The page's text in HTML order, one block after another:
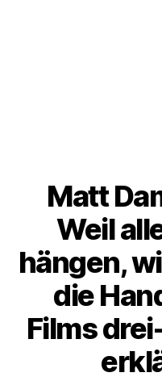
Matt
Weil
hängen,
die
Films